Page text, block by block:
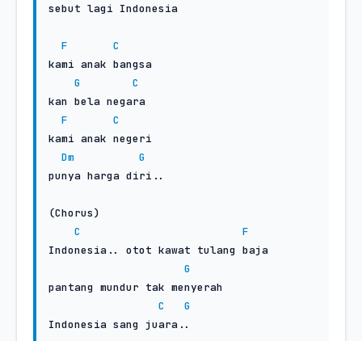
sebut lagi Indonesia
F
C
kami anak bangsa
G
C
kan bela negara
F
C
kami anak negeri
Dm
G
punya harga diri..
(Chorus)
C
F
Indonesia.. otot kawat tulang baja
G
pantang mundur tak menyerah
C
G
Indonesia sang juara..